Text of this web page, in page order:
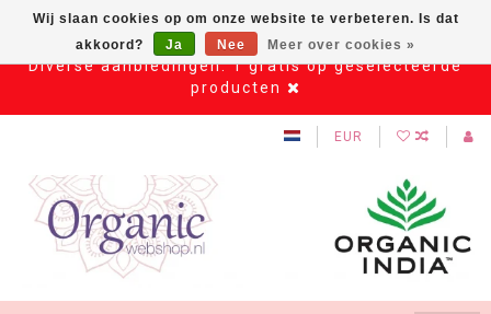
Diverse aanbiedingen: 1 gratis op geselecteerde
producten
EUR
Wij slaan cookies op om onze website te verbeteren. Is dat
akkoord?
Ja Nee Meer over cookies »